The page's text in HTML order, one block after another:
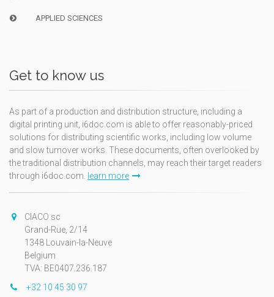
APPLIED SCIENCES
Get to know us
As part of a production and distribution structure, including a
digital printing unit, i6doc.com is able to offer reasonably-priced
solutions for distributing scientific works, including low volume
and slow turnover works. These documents, often overlooked by
the traditional distribution channels, may reach their target readers
through i6doc.com.
learn more
CIACO sc
Grand-Rue, 2/14
1348 Louvain-la-Neuve
Belgium
TVA: BE0407.236.187
+32 10 45 30 97